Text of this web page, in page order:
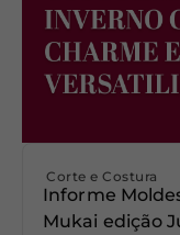
Corte e Costura
Informe
Mukai edição